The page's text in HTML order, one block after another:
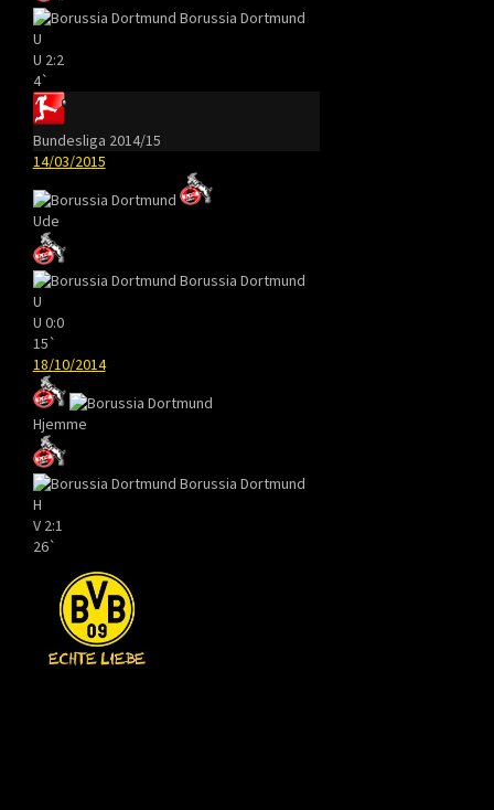
Borussia Dortmund
U
U 2:2
4`
Bundesliga 2014/15
14/03/2015
Ude
Borussia Dortmund
U
U 0:0
15`
18/10/2014
Hjemme
Borussia Dortmund
H
V 2:1
26`